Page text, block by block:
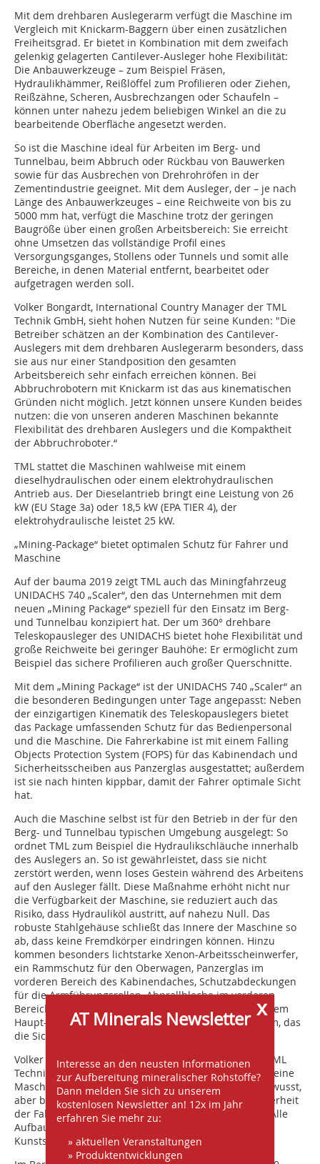
Mit dem drehbaren Auslegerarm verfügt die Maschine im
Vergleich mit Knickarm-Baggern über einen zusätzlichen
Freiheitsgrad. Er bietet in Kombination mit dem zweifach
gelenkig gelagerten Cantilever-Ausleger hohe Flexibilität:
Die Anbauwerkzeuge – zum Beispiel Fräsen,
Hydraulikhämmer, Reißlöffel zum Profilieren oder Ziehen,
Reißzähne, Scheren, Ausbrechzangen oder Schaufeln –
können unter nahezu jedem beliebigen Winkel an die zu
bearbeitende Oberfläche angesetzt werden.
So ist die Maschine ideal für Arbeiten im Berg- und
Tunnelbau, beim Abbruch oder Rückbau von Bauwerken
sowie für das Ausbrechen von Drehrohröfen in der
Zementindustrie geeignet. Mit dem Ausleger, der – je nach
Länge des Anbauwerkzeuges – eine Reichweite von bis zu
5000 mm hat, verfügt die Maschine trotz der geringen
Baugröße über einen großen Arbeitsbereich: Sie erreicht
ohne Umsetzen das vollständige Profil eines
Versorgungsganges, Stollens oder Tunnels und somit alle
Bereiche, in denen Material entfernt, bearbeitet oder
aufgetragen werden soll.
Volker Bongardt, International Country Manager der TML
Technik GmbH, sieht hohen Nutzen für seine Kunden: "Die
Betreiber schätzen an der Kombination des Cantilever-
Auslegers mit dem drehbaren Auslegerarm besonders, dass
sie aus nur einer Standposition den gesamten
Arbeitsbereich sehr einfach erreichen können. Bei
Abbruchrobotern mit Knickarm ist das aus kinematischen
Gründen nicht möglich. Jetzt können unsere Kunden beides
nutzen: die von unseren anderen Maschinen bekannte
Flexibilität des drehbaren Auslegers und die Kompaktheit
der Abbruchroboter.“
TML stattet die Maschinen wahlweise mit einem
dieselhydraulischen oder einem elektrohydraulischen
Antrieb aus. Der Dieselantrieb bringt eine Leistung von 26
kW (EU Stage 3a) oder 18,5 kW (EPA TIER 4), der
elektrohydraulische leistet 25 kW.
„Mining-Package“ bietet optimalen Schutz für Fahrer und
Maschine
Auf der bauma 2019 zeigt TML auch das Miningfahrzeug
UNIDACHS 740 „Scaler“, den das Unternehmen mit dem
neuen „Mining Package“ speziell für den Einsatz im Berg-
und Tunnelbau konzipiert hat. Der um 360° drehbare
Teleskopausleger des UNIDACHS bietet hohe Flexibilität und
große Reichweite bei geringer Bauhöhe: Er ermöglicht zum
Beispiel das sichere Profilieren auch großer Querschnitte.
Mit dem „Mining Package“ ist der UNIDACHS 740 „Scaler“ an
die besonderen Bedingungen unter Tage angepasst: Neben
der einzigartigen Kinematik des Teleskopauslegers bietet
das Package umfassenden Schutz für das Bedienpersonal
und die Maschine. Die Fahrerkabine ist mit einem Falling
Objects Protection System (FOPS) für das Kabinendach und
Sicherheitsscheiben aus Panzerglas ausgestattet; außerdem
ist sie nach hinten kippbar, damit der Fahrer optimale Sicht
hat.
Auch die Maschine selbst ist für den Betrieb in der für den
Berg- und Tunnelbau typischen Umgebung ausgelegt: So
ordnet TML zum Beispiel die Hydraulikschläuche innerhalb
des Auslegers an. So ist gewährleistet, dass sie nicht
zerstört werden, wenn loses Gestein während des Arbeitens
auf den Ausleger fällt. Diese Maßnahme erhöht nicht nur
die Verfügbarkeit der Maschine, sie reduziert auch das
Risiko, dass Hydrauliköl austritt, auf nahezu Null. Das
robuste Stahlgehäuse schließt das Innere der Maschine so
ab, dass keine Fremdkörper eindringen können. Hinzu
kommen besonders lichtstarke Xenon-Arbeitsscheinwerfer,
ein Rammschutz für den Oberwagen, Panzerglas im
vorderen Bereich des Kabinendaches, Schutzabdeckungen
für die Armführungsrollen, Abprallbleche im vorderen
Bereich des Hauptarms, Schmutzabweiser zwischen dem
Haupt- und dem Teleskoparm sowie ein Kamerasystem, das
die Sicht nach hinten und zur Seite ermöglicht.
Volker Bongardt, International Country Manager der TML
Technik GmbH, kennt die Bedingungen, unter denen seine
Maschinen arbeiten: „Wir konstruieren sehr kostenbewusst,
aber bei zwei Aspekten sparen wir nicht: bei der Sicherheit
der Fahrer und der Verfügbarkeit unserer Maschine. Alle
Aufbauten der Maschine sind aus Stahl und nicht aus
Kunststoff.“
x
AT Minerals Newsletter
Interesse an den neusten Informationen
zur Aufbereitung mineralischer Rohstoffe?
Dann melden Sie sich zu unserem
kostenlosen Newsletter an! 12x im Jahr
erfahren Sie mehr zu:
» aktuellen Veranstaltungen
» Produktentwicklungen